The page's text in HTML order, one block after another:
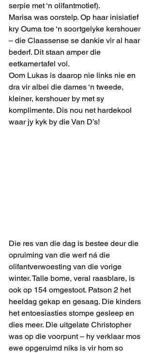
serpie met ‘n olifantmotief).
Marisa was oorstelp. Op haar inisiatief
kry Ouma toe ‘n soortgelyke kershouer
– die Claassense se dankie vir al haar
bederf. Dit staan amper die
eetkamertafel vol.
Oom Lukas is daarop nie links nie en
dra vir albei die dames ‘n tweede,
kleiner, kershouer by met sy
komplimente. Dis nou net hardekool
waar jy kyk by die Van D’s!
Die res van die dag is bestee deur die
opruiming van die werf ná die
olifantverwoesting van die vorige
winter. Talle bome, veral raasblare, is
ook op 154 omgestoot. Patson 2 het
heeldag gekap en gesaag. Die kinders
het entoesiasties stompe gesleep en
dies meer. Die uitgelate Christopher
was op die voorpunt – hy verklaar mos
ewe opgeruimd niks is vir hom so